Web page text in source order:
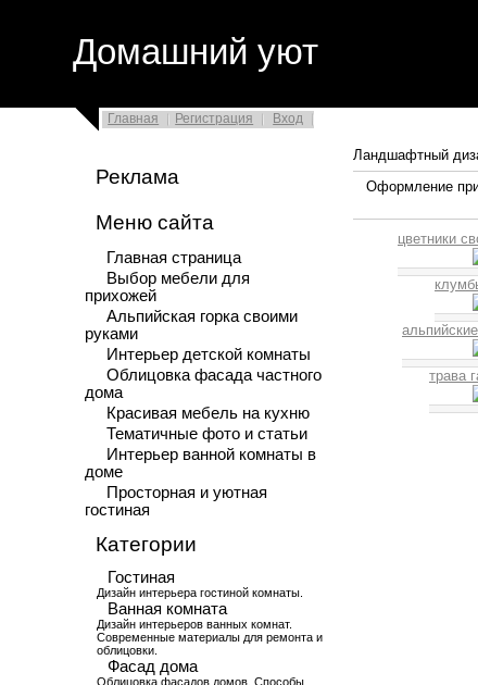
Домашний уют
Главная Регистрация Вход
Реклама
Меню сайта
Главная страница
Выбор мебели для
прихожей
Альпийская горка своими
руками
Интерьер детской комнаты
Облицовка фасада частного
дома
Красивая мебель на кухню
Тематичные фото и статьи
Интерьер ванной комнаты в
доме
Просторная и уютная
гостиная
Категории
Гостиная
Дизайн интерьера гостиной комнаты.
Ванная комната
Дизайн интерьеров ванных комнат.
Современные материалы для ремонта и
облицовки.
Фасад дома
Облицовка фасадов домов. Способы
Ландшафтный
Оформление
цветники
трава